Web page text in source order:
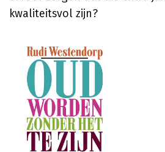
kwaliteitsvol zijn?